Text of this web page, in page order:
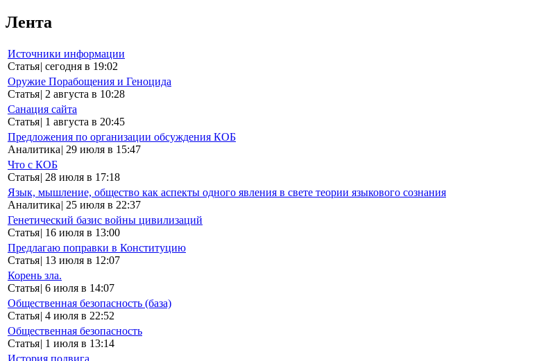
Лента
Источники информации
Статья| сегодня в 19:02
Оружие Порабощения и Геноцида
Статья| 2 августа в 10:28
Санация сайта
Статья| 1 августа в 20:45
Предложения по организации обсуждения КОБ
Аналитика| 29 июля в 15:47
Что с КОБ
Статья| 28 июля в 17:18
Язык, мышление, общество как аспекты одного явления в свете теории языкового сознания
Аналитика| 25 июля в 22:37
Генетический базис войны цивилизаций
Статья| 16 июля в 13:00
Предлагаю поправки в Конституцию
Статья| 13 июля в 12:07
Корень зла.
Статья| 6 июля в 14:07
Общественная безопасность (база)
Статья| 4 июля в 22:52
Общественная безопасность
Статья| 1 июля в 13:14